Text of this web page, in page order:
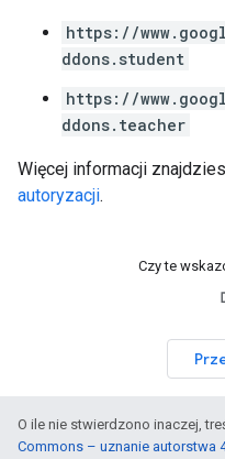
https://
ddons.student
https://
ddons.teacher
Więcej informacji
autoryzacji.
Czy te
O ile nie stwierdzono inaczej,
Commons – uznanie autorstwa